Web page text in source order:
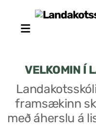
VELKOMIN Í
framsækinn
með áherslu á
Stjórn